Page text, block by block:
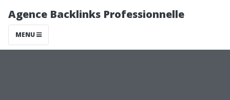
Agence Backlinks Professionnelle
MENU